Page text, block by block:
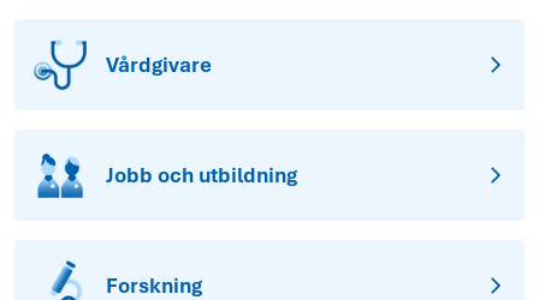
Vårdgivare
Jobb och utbildning
Forskning